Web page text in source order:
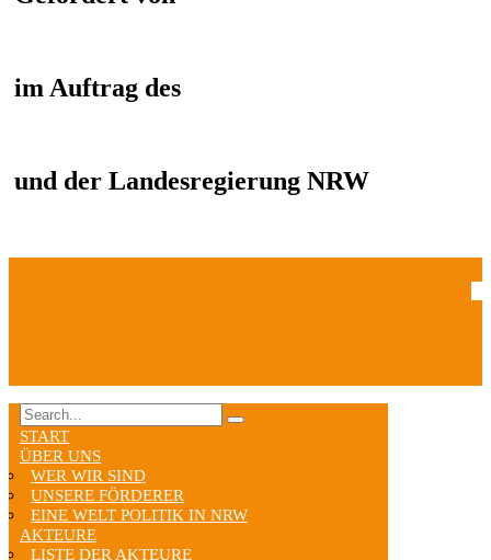
im Auftrag des
und der Landesregierung NRW
START
ÜBER UNS
WER WIR SIND
UNSERE FÖRDERER
EINE WELT POLITIK IN NRW
AKTEURE
LISTE DER AKTEURE